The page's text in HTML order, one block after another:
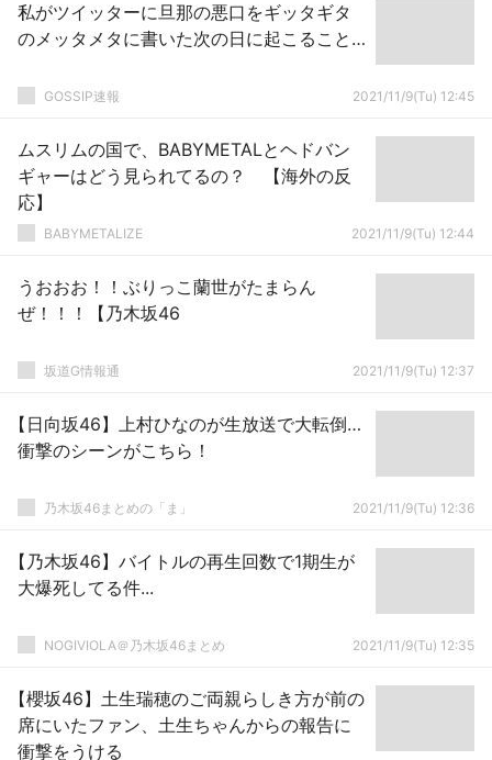
私がツイッターに旦那の悪口をギッタギタ
のメッタメタに書いた次の日に起こること…
GOSSIP速報 2021/11/9(Tu) 12:45
ムスリムの国で、BABYMETALとヘドバン
ギャーはどう見られてるの？ 【海外の反
応】
BABYMETALIZE 2021/11/9(Tu) 12:44
うおおお！！ぶりっこ蘭世がたまらん
ぜ！！！【乃木坂46
坂道G情報通 2021/11/9(Tu) 12:37
【日向坂46】上村ひなのが生放送で大転倒…
衝撃のシーンがこちら！
乃木坂46まとめの「ま」 2021/11/9(Tu) 12:36
【乃木坂46】バイトルの再生回数で1期生が
大爆死してる件...
NOGIVIOLA＠乃木坂46まとめ 2021/11/9(Tu) 12:35
【櫻坂46】土生瑞穂のご両親らしき方が前の
席にいたファン、土生ちゃんからの報告に
衝撃をうける